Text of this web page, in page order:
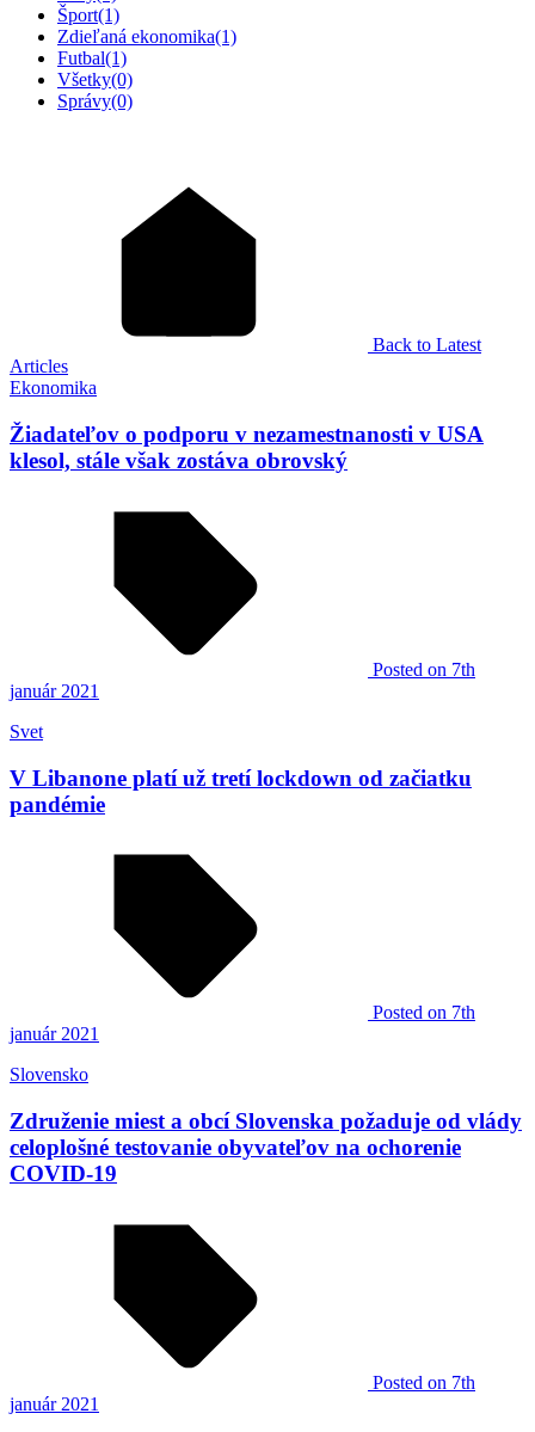
Šport(1)
Zdieľaná ekonomika(1)
Futbal(1)
Všetky(0)
Správy(0)
Back to Latest
Articles
Ekonomika
Žiadateľov o podporu v nezamestnanosti v USA
klesol, stále však zostáva obrovský
Posted on 7th
január 2021
Svet
V Libanone platí už tretí lockdown od začiatku
pandémie
Posted on 7th
január 2021
Slovensko
Združenie miest a obcí Slovenska požaduje od vlády
celoplošné testovanie obyvateľov na ochorenie
COVID-19
Posted on 7th
január 2021